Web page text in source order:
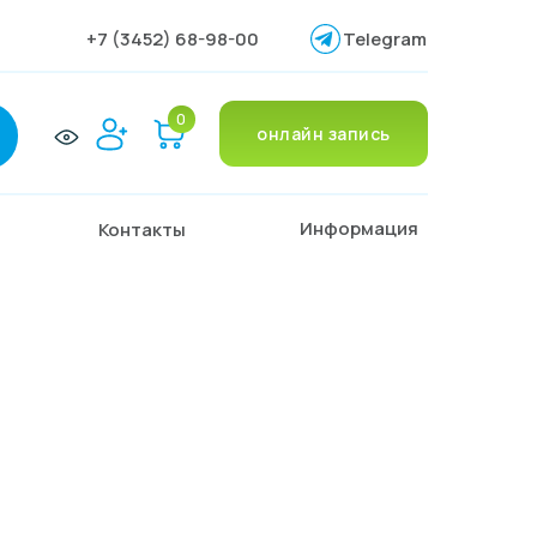
+7 (3452) 68-98-00
онлайн запись
Контакты Информация
0
Telegram